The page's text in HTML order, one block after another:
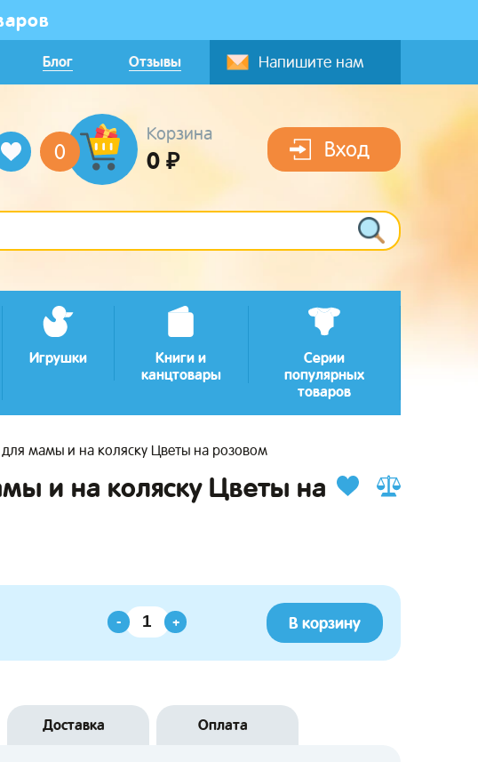
Блог Отзывы Напишите нам
0
Корзина
0 ₽ Вход
Игрушки
Книги и
канцтовары
Серии
популярных
товаров
мамы и на коляску Цветы на розовом
и на коляску Цветы на
- + В корзину
Доставка Оплата